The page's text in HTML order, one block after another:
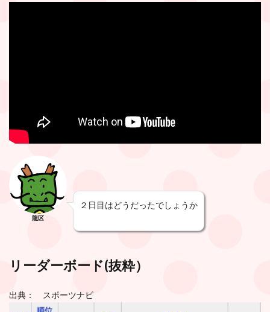
龍区
２日目はどうだったでしょうか
リーダーボード(抜粋）
出典： スポーツナビ